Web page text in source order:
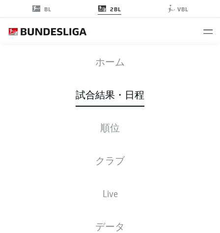
BL 2BL VBL
ホーム
試合結果・日程
順位
クラブ
Live
データ
SGF FCH
スターティングメンバー